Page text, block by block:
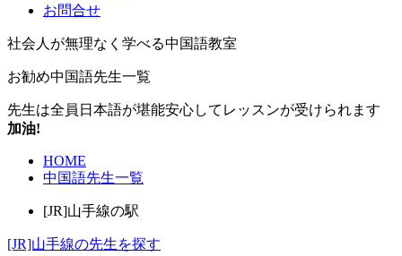
お問合せ
社会人が無理なく学べる中国語教室
お勧め中国語先生一覧
先生は全員日本語が堪能安心してレッスンが受けられます
加油!
HOME
中国語先生一覧
[JR]山手線の駅
[JR]山手線の先生を探す